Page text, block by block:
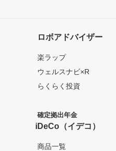
ロボアドバイザー
楽ラップ
ウェルスナビ×R
らくらく投資
確定拠出年金
iDeCo（イデコ）
商品一覧